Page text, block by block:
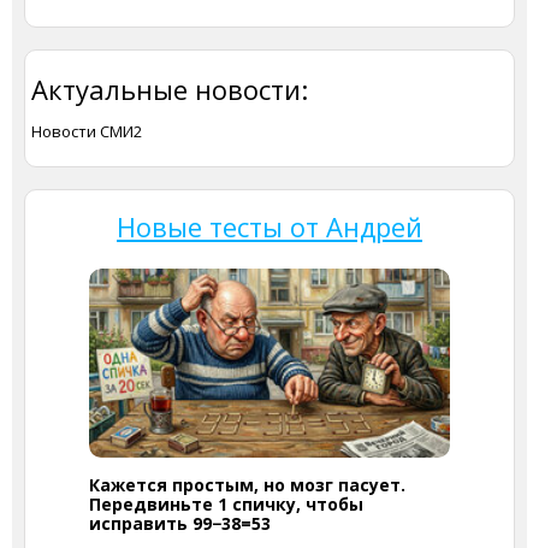
Актуальные новости:
Новости СМИ2
Новые тесты от Андрей
Кажется простым, но мозг пасует.
Передвиньте 1 спичку, чтобы
исправить 99−38=53